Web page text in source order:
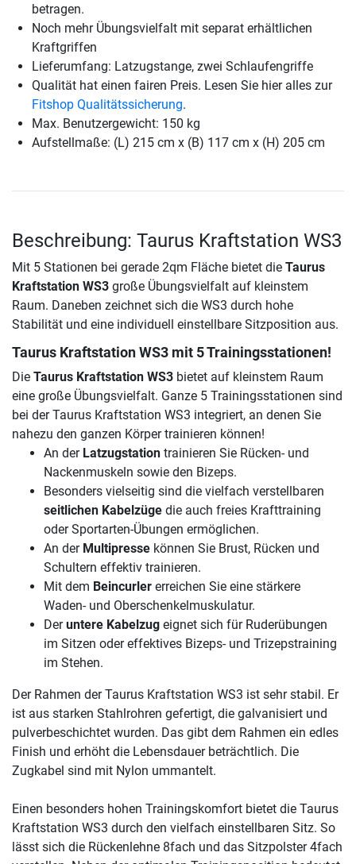
betragen.
Noch mehr Übungsvielfalt mit separat erhältlichen
Kraftgriffen
Lieferumfang: Latzugstange, zwei Schlaufengriffe
Qualität hat einen fairen Preis. Lesen Sie hier alles zur
Fitshop Qualitätssicherung.
Max. Benutzergewicht: 150 kg
Aufstellmaße: (L) 215 cm x (B) 117 cm x (H) 205 cm
Beschreibung: Taurus Kraftstation WS3
Mit 5 Stationen bei gerade 2qm Fläche bietet die Taurus
Kraftstation WS3 große Übungsvielfalt auf kleinstem
Raum. Daneben zeichnet sich die WS3 durch hohe
Stabilität und eine individuell einstellbare Sitzposition aus.
Taurus Kraftstation WS3 mit 5 Trainingsstationen!
Die Taurus Kraftstation WS3 bietet auf kleinstem Raum
eine große Übungsvielfalt. Ganze 5 Trainingsstationen sind
bei der Taurus Kraftstation WS3 integriert, an denen Sie
nahezu den ganzen Körper trainieren können!
An der Latzugstation trainieren Sie Rücken- und
Nackenmuskeln sowie den Bizeps.
Besonders vielseitig sind die vielfach verstellbaren
seitlichen Kabelzüge die auch freies Krafttraining
oder Sportarten-Übungen ermöglichen.
An der Multipresse können Sie Brust, Rücken und
Schultern effektiv trainieren.
Mit dem Beincurler erreichen Sie eine stärkere
Waden- und Oberschenkelmuskulatur.
Deruntere Kabelzug eignet sich für Ruderübungen
im Sitzen oder effektives Bizeps- und Trizepstraining
im Stehen.
Der Rahmen der Taurus Kraftstation WS3 ist sehr stabil. Er
ist aus starken Stahlrohren gefertigt, die galvanisiert und
pulverbeschichtet wurden. Das gibt dem Rahmen ein edles
Finish und erhöht die Lebensdauer beträchtlich. Die
Zugkabel sind mit Nylon ummantelt.
Einen besonders hohen Trainingskomfort bietet die Taurus
Kraftstation WS3 durch den vielfach einstellbaren Sitz. So
lässt sich die Rückenlehne 8fach und das Sitzpolster 4fach